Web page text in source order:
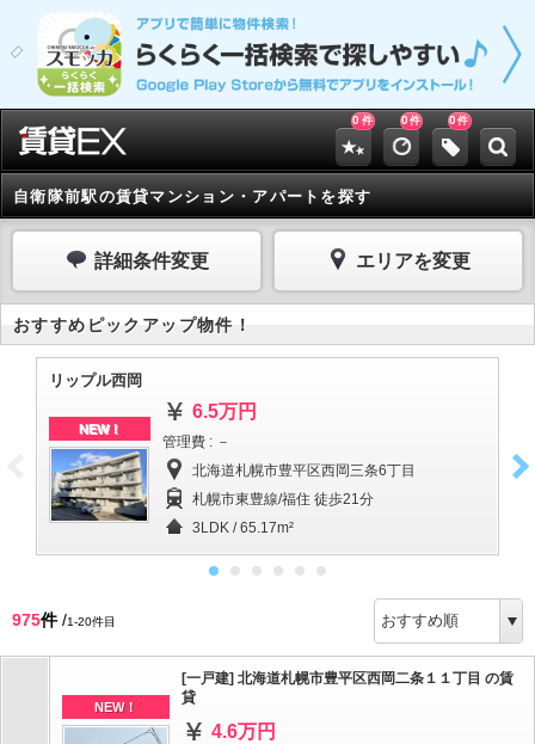
0 件 0件 0件
自衛隊前駅の賃貸マンション・アパートを探す
詳細条件変更 エリアを変更
おすすめピックアップ物件！
リップル西岡
NEW！
6.5万円
管理費 : －
北海道札幌市豊平区西岡三条6丁目
札幌市東豊線/福住 徒歩21分
3LDK / 65.17m²
975件/1-20件目
NEW！
[一戸建] 北海道札幌市豊平区西岡二条１１丁目 の賃
貸
4.6万円